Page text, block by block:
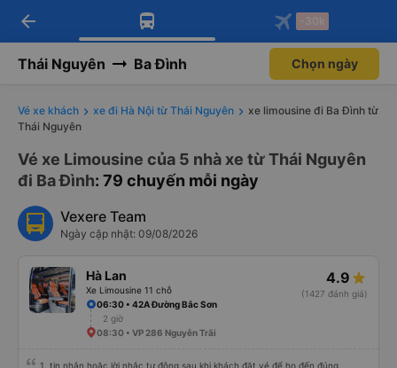
Tải app Vexere ngay!
Nhận ưu đãi thành viên độc
Mở app
Tải app Vexere
-30k/ghế khi đặt vé máy bay qua
Mở app
arrow_back -30k
Thái Nguyên Ba Đình Chọn ngày
Vé xe khách xe đi Hà Nội từ Thái Nguyên
xe limousine đi Ba Đình từ
Thái Nguyên
Vé xe Limousine của 5 nhà xe từ Thái Nguyên
đi Ba Đình: 79 chuyến mỗi ngày
Vexere Team
Ngày cập nhật: 09/08/2026
Hà Lan
Xe Limousine 11 chỗ
4.9
(1427 đánh giá)
06:30 • 42A Đường Bắc Sơn
2 giờ
08:30 • VP 286 Nguyễn Trãi
1. tin nhắn hoặc lời nhắc tự động sau khi khách đặt vé để họ đến đúng